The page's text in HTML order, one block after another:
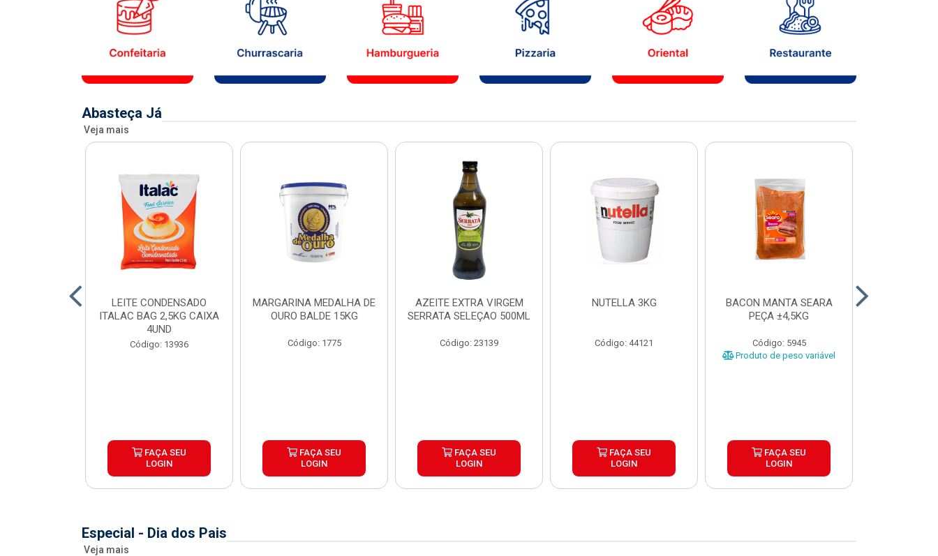
Abasteça Já
Veja mais
LEITE CONDENSADO
ITALAC BAG 2,5KG CAIXA
4UND
Código: 13936
FAÇA SEU
LOGIN
MARGARINA MEDALHA DE
OURO BALDE 15KG
Código: 1775
FAÇA SEU
LOGIN
AZEITE EXTRA VIRGEM
SERRATA SELEÇAO 500ML
Código: 23139
FAÇA SEU
LOGIN
NUTELLA 3KG
Código: 44121
FAÇA SEU
LOGIN
BACON MANTA SEARA
PEÇA ±4,5KG
Código: 5945
Produto de peso variável
FAÇA SEU
LOGIN
Especial - Dia dos Pais
Veja mais